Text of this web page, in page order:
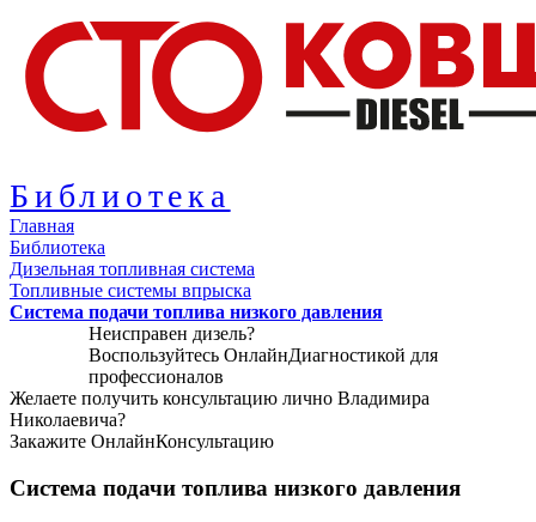
Библиотека
Главная
Библиотека
Дизельная топливная система
Топливные системы впрыска
Система подачи топлива низкого давления
Неисправен дизель?
Воспользуйтесь ОнлайнДиагностикой для
профессионалов
Желаете получить консультацию лично Владимира
Николаевича?
Закажите ОнлайнКонсультацию
Система подачи топлива низкого давления